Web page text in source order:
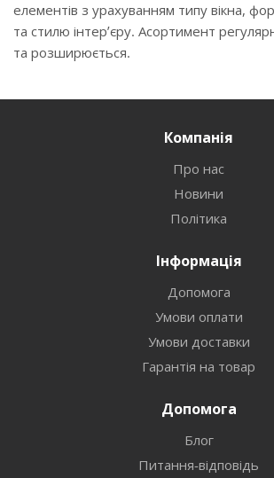
елементів з урахуванням типу вікна,
та стилю інтер’єру. Асортимент
та розширюється.
Компанія
Про нас
Новини
Політика
Інформація
Допомога
Умови оплати
Умови доставки
Гарантія на товар
Допомога
Блог
Питання-відповідь